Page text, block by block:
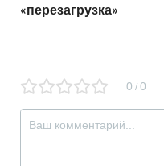
«перезагрузка»
0 / 0